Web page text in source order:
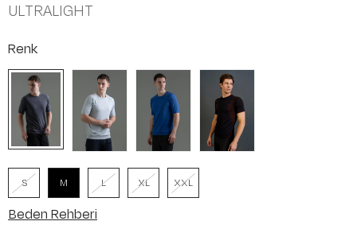
ULTRALIGHT
Renk
S M L XL XXL
Beden Rehberi